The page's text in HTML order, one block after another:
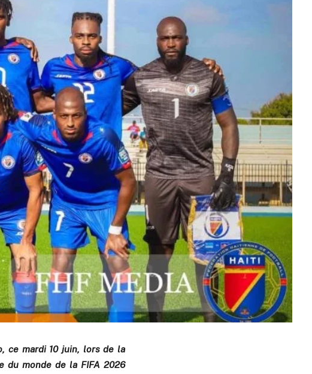
ce mardi 10 juin, lors de la
du monde de la FIFA 2026